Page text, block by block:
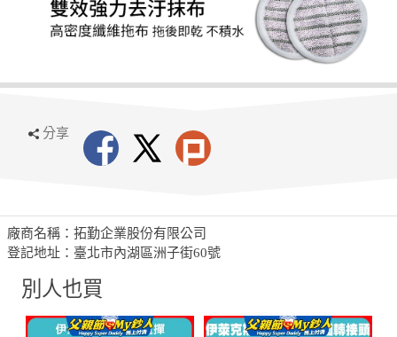
分享
廠商名稱：拓勤企業股份有限公司
登記地址：臺北市內湖區洲子街60號
別人也買